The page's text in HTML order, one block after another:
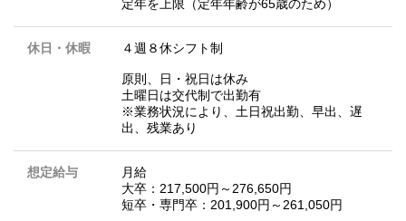
定年を上限（定年年齢が65歳のため）
休日・休暇 ４週８休シフト制
原則、日・祝日は休み
土曜日は交代制で出勤有
※業務状況により、土日祝出勤、早出、遅
出、残業あり
想定給与
月給
大卒：217,500円～276,650円
短卒・専門卒：201,900円～261,050円